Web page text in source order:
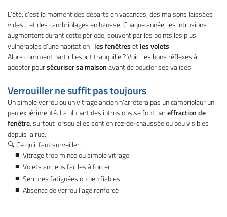
Code Captcha
Rafraîchir le captcha
En cochant cette case, vous consentez à recevoir nos propositions commerciales à
utilisant
le formulaire de désinscription
Inscription
L’été, c’est le moment des départs en vacances, des maisons laissées
vides... et des cambriolages en hausse. Chaque année, les intrusions
augmentent durant cette période, souvent par les points les plus
vulnérables d’une habitation : les fenêtresetles volets.
Alors comment partir l’esprit tranquille ? Voici les bons réflexes à
adopter poursécuriser sa maisonavant de boucler ses valises.
Verrouiller ne suffit pas toujours
Un simple verrou ou un vitrage ancien n’arrêtera pas un cambrioleur un
peu expérimenté. La plupart des intrusions se font pareffraction de
fenêtre, surtout lorsqu’elles sont en rez-de-chaussée ou peu visibles
depuis la rue.
🔍 Ce qu’il faut surveiller :
Vitrage trop mince ou simple vitrage
Volets anciens faciles à forcer
Serrures fatiguées ou peu fiables
Absence de verrouillage renforcé